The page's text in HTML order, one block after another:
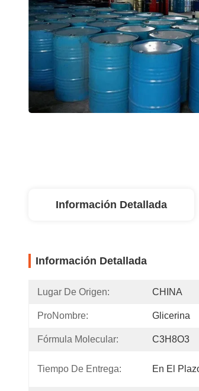
Información Detallada
Información Detallada
Lugar De Origen: CHINA
ProNombre: Glicerina
Fórmula Molecular: C3H8O3
Tiempo De Entrega: En El